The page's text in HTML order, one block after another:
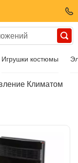
Игрушки костюмы
Климатом